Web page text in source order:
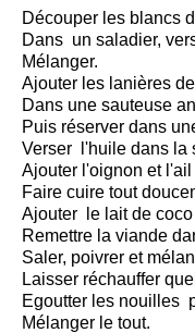
Découper les blancs
Dans un saladier,
Mélanger.
Ajouter les lanières
Dans une sauteuse
Puis réserver dans
Verser l'huile dans la
Ajouter l'oignon et
Faire cuire tout
Ajouter le lait de coco
Remettre la viande
Saler, poivrer et
Laisser réchauffer
Egoutter les nouilles
Mélanger le tout.